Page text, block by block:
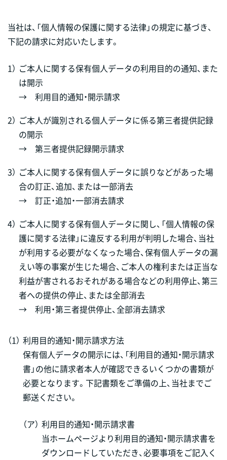
当社は、「個人情報の保護に関する法律」の規定に基づき、
下記の請求に対応いたします。
1） ご本人に関する保有個人データの利用目的の通知、また
は開示
→ 利用目的通知・開示請求
2） ご本人が識別される個人データに係る第三者提供記録
の開示
→ 第三者提供記録開示請求
3） ご本人に関する保有個人データに誤りなどがあった場
合の訂正、追加、または一部消去
→ 訂正・追加・一部消去請求
4） ご本人に関する保有個人データに関し、「個人情報の保
護に関する法律」に違反する利用が判明した場合、当社
が利用する必要がなくなった場合、保有個人データの漏
えい等の事案が生じた場合、ご本人の権利または正当な
利益が害されるおそれがある場合などの利用停止、第三
者への提供の停止、または全部消去
→ 利用・第三者提供停止、全部消去請求
（1） 利用目的通知・開示請求方法
保有個人データの開示には、「利用目的通知・開示請求
書」の他に請求者本人が確認できるいくつかの書類が
必要となります。下記書類をご準備の上、当社までご
郵送ください。
（ア） 利用目的通知・開示請求書
当ホームページより利用目的通知・開示請求書を
ダウンロードしていただき、必要事項をご記入く